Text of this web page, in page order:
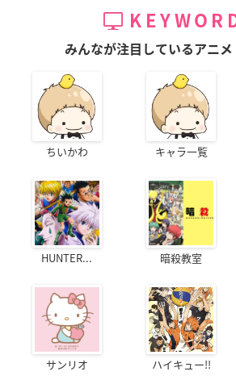
みんなが注目しているアニメ
ちいかわ キャラ一覧
HUNTER... 暗殺教室
サンリオ ハイキュー!!